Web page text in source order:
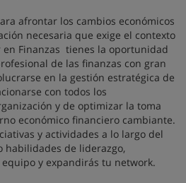
afrontar los cambios económicos
necesaria que exige el contexto
Finanzas tienes la oportunidad
de las finanzas con gran
en la gestión estratégica de
con todos los
y de optimizar la toma
económico financiero cambiante.
y actividades a lo largo del
habilidades de liderazgo,
y expandirás tu network.